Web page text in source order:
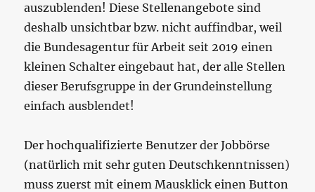
auszublenden! Diese Stellenangebote sind
deshalb unsichtbar bzw. nicht auffindbar, weil
die Bundesagentur für Arbeit seit 2019 einen
kleinen Schalter eingebaut hat, der alle Stellen
dieser Berufsgruppe in der Grundeinstellung
einfach ausblendet!
Der hochqualifizierte Benutzer der Jobbörse
(natürlich mit sehr guten Deutschkenntnissen)
muss zuerst mit einem Mausklick einen Button